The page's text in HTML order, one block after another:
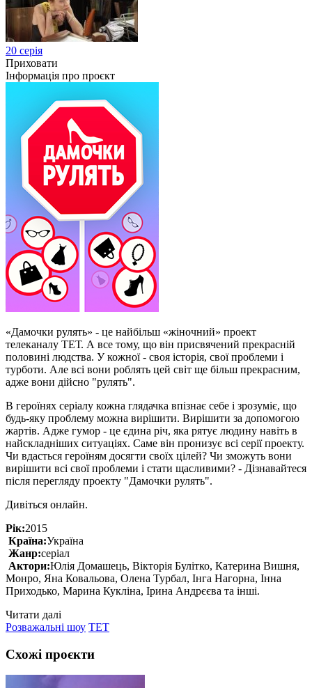
20 серія
Приховати
Інформація про проєкт
«Дамочки рулять» - це найбільш «жіночний» проект
телеканалу ТЕТ. А все тому, що він присвячений прекрасній
половині людства. У кожної - своя історія, свої проблеми і
турботи. Але всі вони роблять цей світ ще більш прекрасним,
адже вони дійсно "рулять".
В героїнях серіалу кожна глядачка впізнає себе і зрозуміє, що
будь-яку проблему можна вирішити. Вирішити за допомогою
жартів. Адже гумор - це єдина річ, яка рятує людину навіть в
найскладніших ситуаціях. Саме він пронизує всі серії проекту.
Чи вдасться героїням досягти своїх цілей? Чи зможуть вони
вирішити всі свої проблеми і стати щасливими? - Дізнавайтеся
після перегляду проекту "Дамочки рулять".
Дивіться онлайн.
Рік:2015
Країна:Україна
Жанр:серіал
Актори:Юлія Домашець, Вікторія Булітко, Катерина Вишня,
Монро, Яна Ковальова, Олена Турбал, Інга Нагорна, Інна
Приходько, Марина Кукліна, Ірина Андрєєва та інші.
Читати далі
Розважальні шоу ТЕТ
Схожі проєкти